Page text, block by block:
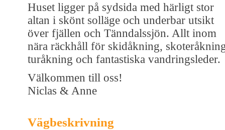
Huset ligger på sydsida med härligt stor
altan i skönt solläge och underbar utsikt
över fjällen och Tänndalssjön. Allt inom
nära räckhåll för skidåkning,
turåkning och fantastiska vandringsleder.
Välkommen till oss!
Niclas & Anne
Vägbeskrivning